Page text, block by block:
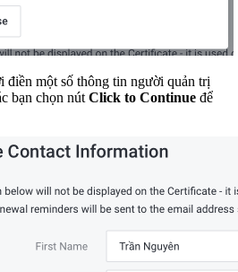
điền một số thông tin người quản trị
bạn chọn nút Click to Continue để